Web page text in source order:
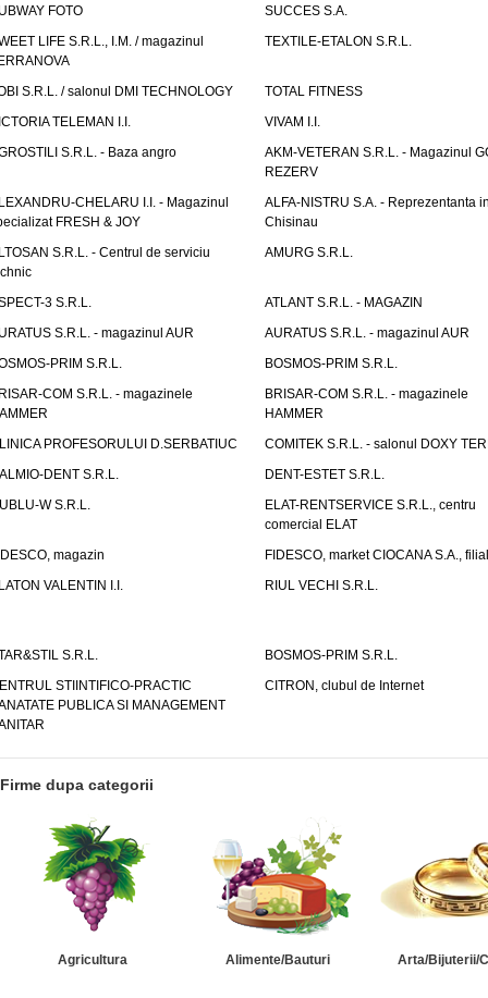
FOTO
SUCCES S.A.
LIFE S.R.L., I.M. / magazinul
TEXTILE-ETALON S.R.L.
S.R.L. / salonul DMI TECHNOLOGY
TOTAL FITNESS
TELEMAN I.I.
VIVAM I.I.
S.R.L. - Baza angro
AKM-VETERAN S.R.L. - Magazinul
REZERV
CHELARU I.I. - Magazinul
FRESH & JOY
ALFA-NISTRU S.A. - Reprezentanta
Chisinau
S.R.L. - Centrul de serviciu
AMURG S.R.L.
3 S.R.L.
ATLANT S.R.L. - MAGAZIN
S.R.L. - magazinul AUR
AURATUS S.R.L. - magazinul AUR
PRIM S.R.L.
BOSMOS-PRIM S.R.L.
COM S.R.L. - magazinele
BRISAR-COM S.R.L. - magazinele
HAMMER
PROFESORULUI D.SERBATIUC
COMITEK S.R.L. - salonul DOXY
DENT S.R.L.
DENT-ESTET S.R.L.
W S.R.L.
ELAT-RENTSERVICE S.R.L., centru
comercial ELAT
magazin
FIDESCO, market CIOCANA S.A.,
VALENTIN I.I.
RIUL VECHI S.R.L.
S.R.L.
BOSMOS-PRIM S.R.L.
STIINTIFICO-PRACTIC
PUBLICA SI MANAGEMENT
CITRON, clubul de Internet
Firme dupa categorii
Agricultura Alimente/Bauturi Arta/Bijuterii/